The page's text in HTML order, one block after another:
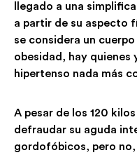
llegado a una
a partir de su aspecto
se considera un
obesidad, hay quienes
hipertenso nada más
A pesar de los 120
defraudar su aguda
gordofóbicos, pero